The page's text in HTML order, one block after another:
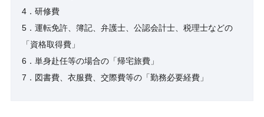
4．研修費
5．運転免許、簿記、弁護士、公認会計士、税理士などの
「資格取得費」
6．単身赴任等の場合の「帰宅旅費」
7．図書費、衣服費、交際費等の「勤務必要経費」